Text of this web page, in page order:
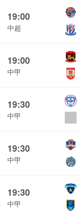
19:00
中超
19:00
中甲
19:30
中甲
19:30
中甲
19:30
中甲